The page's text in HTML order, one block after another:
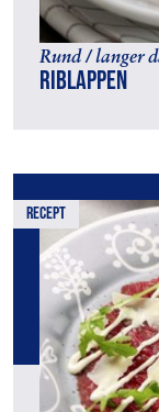
Rund / langer
Riblappen
recept